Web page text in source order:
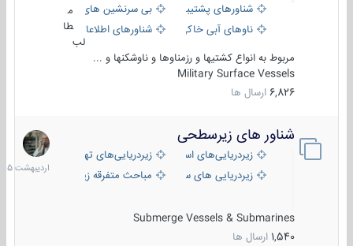
شناورهای پشتیبانی
بی سرنشین های دریایی
ناوهای آبی خاکی و نیروبرشناورهای اطلاعاتی و جاسوسی
طا
لب
مربوط به انواع کشتیها و رزمناوها و ناوشکنها و ...
Military Surface Vessels
6,826 ارسال ها
شناور های زیرسطحی
زیردریایی‌های استراتژیکزیردریایی‌های تهاجمی
زیردریایی های سبک
مباحث متفرقه زیرسطحی
Submerge Vessels & Submarines
1,540 ارسال ها
31
1405